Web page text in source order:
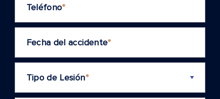
Teléfono*
Fecha del accidente*
Tipo de Lesión*